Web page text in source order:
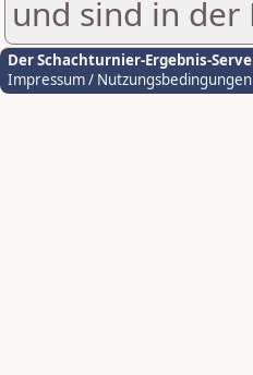
und sind in
Der Schachturnier-Ergebnis-
Impressum / Nutzungsbedingungen